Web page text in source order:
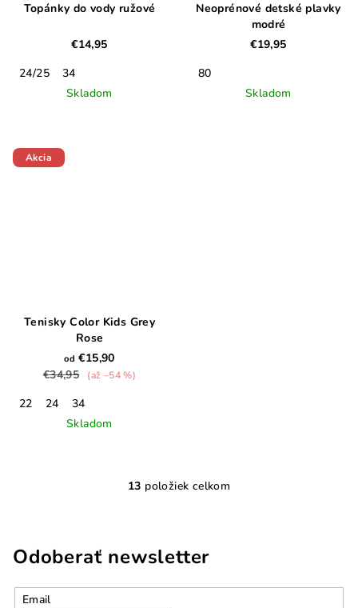
Topánky do vody ružové
€14,95
24/25
34
Skladom
Neoprénové detské plavky
modré
€19,95
80
Skladom
Akcia
Tenisky Color Kids Grey
Rose
od €15,90
€34,95
(až –54 %)
22 24
34
Skladom
O
á
d
a
13 položiek celkom
Odoberať newsletter
Email